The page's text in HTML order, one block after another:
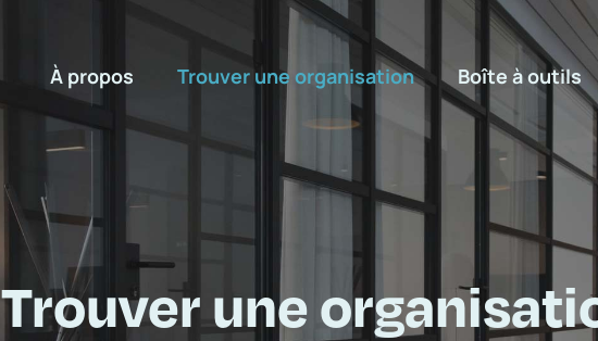
À propos Trouver une organisation Boîte à outils
Trouver une